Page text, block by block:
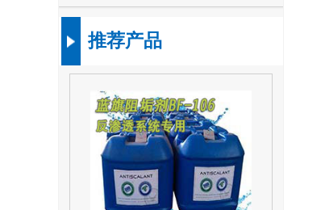
推荐产品